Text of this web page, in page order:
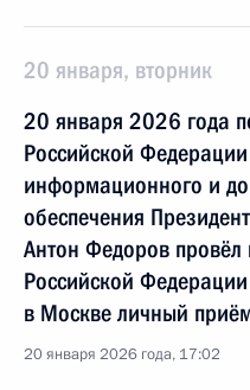
20 января, вторник
20 января 2026 года
Российской
информационного и
обеспечения
Антон Федоров
Российской
в Москве личный
20 января 2026 года, 17:02